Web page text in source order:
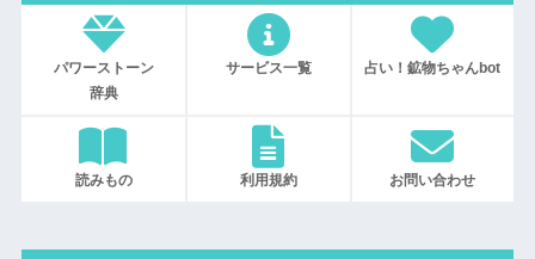
パワーストーン
辞典
サービス一覧 占い！鉱物ちゃんbot
読みもの 利用規約 お問い合わせ